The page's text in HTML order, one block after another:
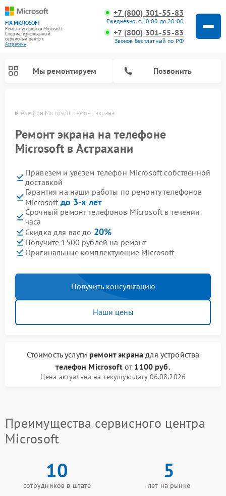
FIX-MICROSOFT
Ремонт устройств Microsoft
Специализированный
cервисный центр г.
Астрахань
+7 (800) 301-55-83
Ежедневно, с 10:00 до 20:00
+7 (800) 301-55-83
Звонок бесплатный по РФ
Мы ремонтируем Позвонить
Телефон Microsoft ремонт экрана
Ремонт экрана на телефоне
Microsoft в Астрахани
Привезем и увезем телефон Microsoft собственной
доставкой
Гарантия на наши работы по ремонту телефонов
Microsoft до 3-х лет
Срочный ремонт телефонов Microsoft в течении
часа
Скидка для вас до 20%
Получите 1500 рублей на ремонт
Оригинальные комплектующие Microsoft
Получить консультацию
Наши цены
Стоимость услуги ремонт экрана для устройства
телефон Microsoftот 1100 руб.
Цена актуальна на текущую дату 06.08.2026
Преимущества сервисного центра
Microsoft
10
сотрудников в штате
5
лет на рынке